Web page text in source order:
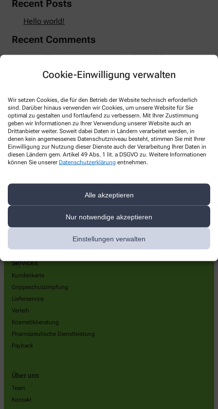
Cookie-Einwilligung verwalten
Wir setzen Cookies, die für den Betrieb der Website technisch erforderlich
sind. Darüber hinaus verwenden wir Cookies, um unsere Website für Sie
optimal zu gestalten und fortlaufend zu verbessern. Mit Ihrer Zustimmung
geben wir Informationen zu Ihrer Verwendung unserer Website auch an
Drittanbieter weiter. Soweit dabei Daten in Ländern verarbeitet werden, in
denen kein angemessenes Datenschutzniveau besteht, stimmen Sie mit Ihrer
Einwilligung zur Nutzung dieser Dienste auch der Verarbeitung Ihrer Daten in
diesen Ländern gem. Artikel 49 Abs. 1 lit. a DSGVO zu. Weitere Informationen
können Sie unserer Datenschutzerklärung entnehmen.
Alle akzeptieren
Nur notwendige akzeptieren
Einstellungen verwalten
Recent Posts
Hello world!
Recent Comments
A WordPress CommenterzuHello world!
Kontakt
Teltow Apotheke
Oderstr. 29,14513 Teltow
+49-3328 3345678
Services
Kundenkarte
Grippeschutzimpfung
Lieferservice
Verleih
Kosmetikberatung
Pharmazeutische Dienstleistung
Payback
Über uns
Team
Kontakt